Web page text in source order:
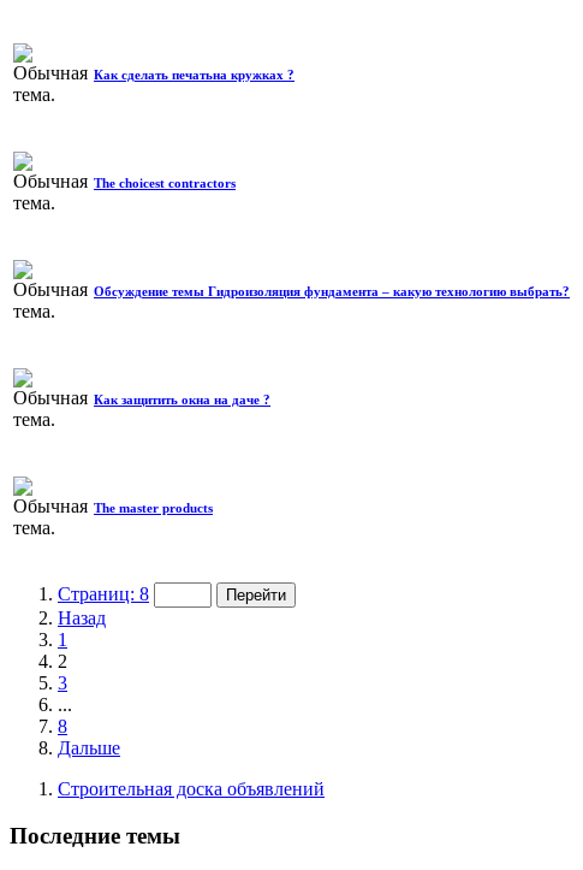
Как сделать печатьна кружках ?
The choicest contractors
Обсуждение темы Гидроизоляция фундамента – какую технологию выбрать?
Как защитить окна на даче ?
The master products
Страниц: 8
Назад
1
2
3
...
8
Дальше
Строительная доска объявлений
Последние темы